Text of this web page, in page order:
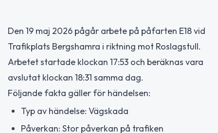
Den 19 maj 2026 pågår arbete på påfarten E18 vid
Trafikplats Bergshamra i riktning mot Roslagstull.
Arbetet startade klockan 17:53 och beräknas vara
avslutat klockan 18:31 samma dag.
Följande fakta gäller för händelsen:
Typ av händelse: Vägskada
Påverkan: Stor påverkan på trafiken